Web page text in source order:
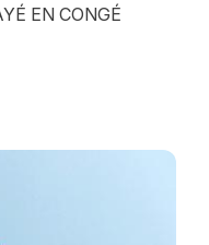
EN CONGÉ